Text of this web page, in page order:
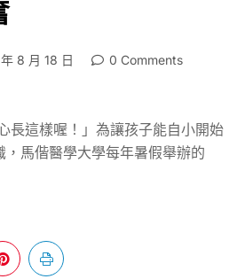
8 月 18 日
0 Comments
長這樣喔！」為讓孩子能自小開始
馬偕醫學大學每年暑假舉辦的